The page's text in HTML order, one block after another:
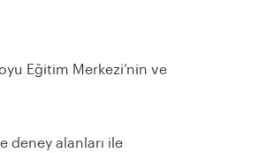
Eğitim Merkezi’nin ve
deney alanları ile